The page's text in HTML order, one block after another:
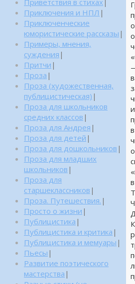
в
Приветствия в стихах
Приключения и НПЛ |
Приключенческие
юмористические рассказы |
Примеры, мнения,
суждения |
Притчи |
Проза |
Проза (художественная,
публицистическая) |
Проза для школьников
средних классов |
Проза для Андрея |
Проза для детей |
Проза для дошкольников |
Проза для младших
школьников |
Проза для
старшеклассников |
Проза. Путешествия. |
Просто о жизни |
Публицистика |
Публицистика и критика |
Публицистика и мемуары |
Пьесы |
Развитие поэтического
мастерства |